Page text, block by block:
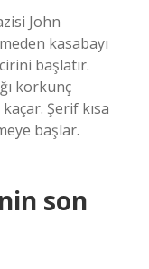
John
kasabayı
başlatır.
korkunç
Şerif kısa
başlar.
son